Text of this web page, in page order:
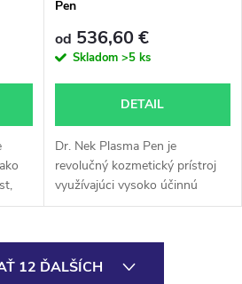
je
Pen
od 536,60 €
Skladom >5 ks
DETAIL
Dr. Nek Plasma Pen je
revolučný kozmetický prístroj
využívajúci vysoko účinnú
plazmovú technológiu. Plasma
vytvárania plazmových výbojov,
ktoré stimulujú...
12 ĎALŠÍCH